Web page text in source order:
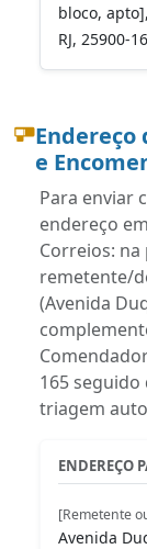
bloco,
RJ, 25900-
Endereço
e
Para enviar
endereço
Correios:
remetente/
(Avenida
165 seguido
triagem
ENDEREÇO
[Remetente
Avenida